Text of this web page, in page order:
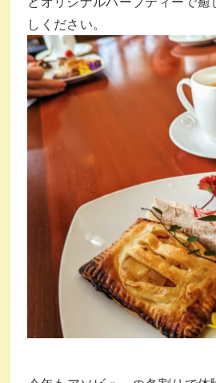
しください。⁡